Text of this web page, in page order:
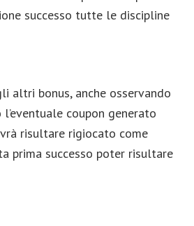
successo tutte le discipline
altri bonus, anche osservando
coupon generato
risultare rigiocato come
prima successo poter risultare